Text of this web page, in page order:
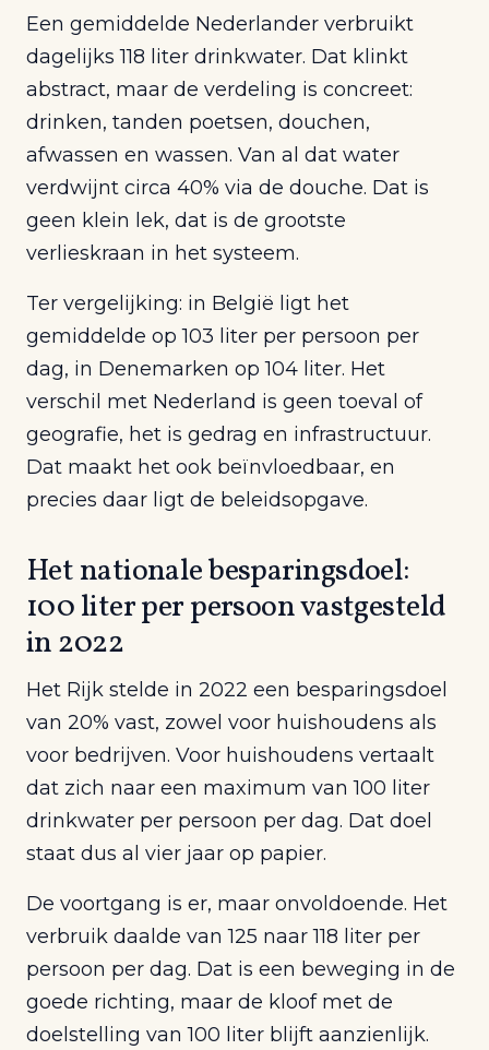
Een gemiddelde Nederlander verbruikt
dagelijks 118 liter drinkwater. Dat klinkt
abstract, maar de verdeling is concreet:
drinken, tanden poetsen, douchen,
afwassen en wassen. Van al dat water
verdwijnt circa 40% via de douche. Dat is
geen klein lek, dat is de grootste
verlieskraan in het systeem.
Ter vergelijking: in België ligt het
gemiddelde op 103 liter per persoon per
dag, in Denemarken op 104 liter. Het
verschil met Nederland is geen toeval of
geografie, het is gedrag en infrastructuur.
Dat maakt het ook beïnvloedbaar, en
precies daar ligt de beleidsopgave.
Het nationale besparingsdoel:
100 liter per persoon vastgesteld
in 2022
Het Rijk stelde in 2022 een besparingsdoel
van 20% vast, zowel voor huishoudens als
voor bedrijven. Voor huishoudens vertaalt
dat zich naar een maximum van 100 liter
drinkwater per persoon per dag. Dat doel
staat dus al vier jaar op papier.
De voortgang is er, maar onvoldoende. Het
verbruik daalde van 125 naar 118 liter per
persoon per dag. Dat is een beweging in de
goede richting, maar de kloof met de
doelstelling van 100 liter blijft aanzienlijk.